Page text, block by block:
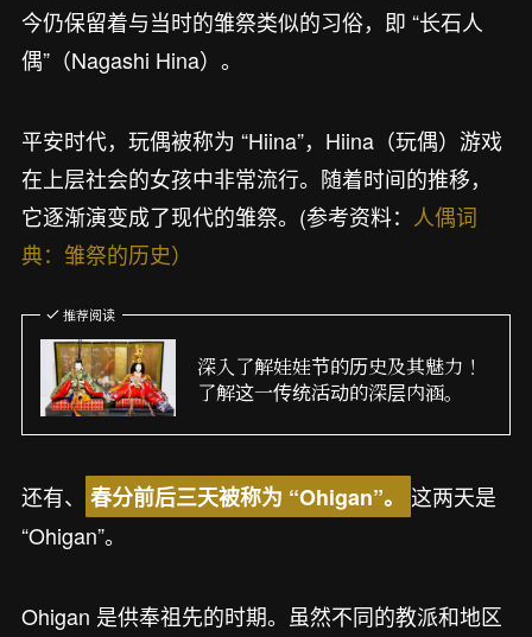
今仍保留着与当时的雏祭类似的习俗，即 “长石人
偶”（Nagashi Hina）。
平安时代，玩偶被称为 “Hiina”，Hiina（玩偶）游戏
在上层社会的女孩中非常流行。随着时间的推移，
它逐渐演变成了现代的雏祭。(参考资料： 人偶词
典：雏祭的历史）
推荐阅读
深入了解娃娃节的历史及其魅力！
了解这一传统活动的深层内涵。
还有、 春分前后三天被称为 “Ohigan”。
这两天是
“Ohigan”。
Ohigan 是供奉祖先的时期。虽然不同的教派和地区